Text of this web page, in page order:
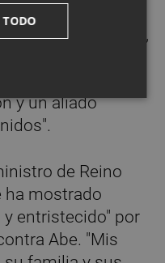
Rahm Emmanue
,
por el
en que "Abe fue
y un aliado
de Reino
ha mostrado
entristecido" por
Abe. "Mis
TODO